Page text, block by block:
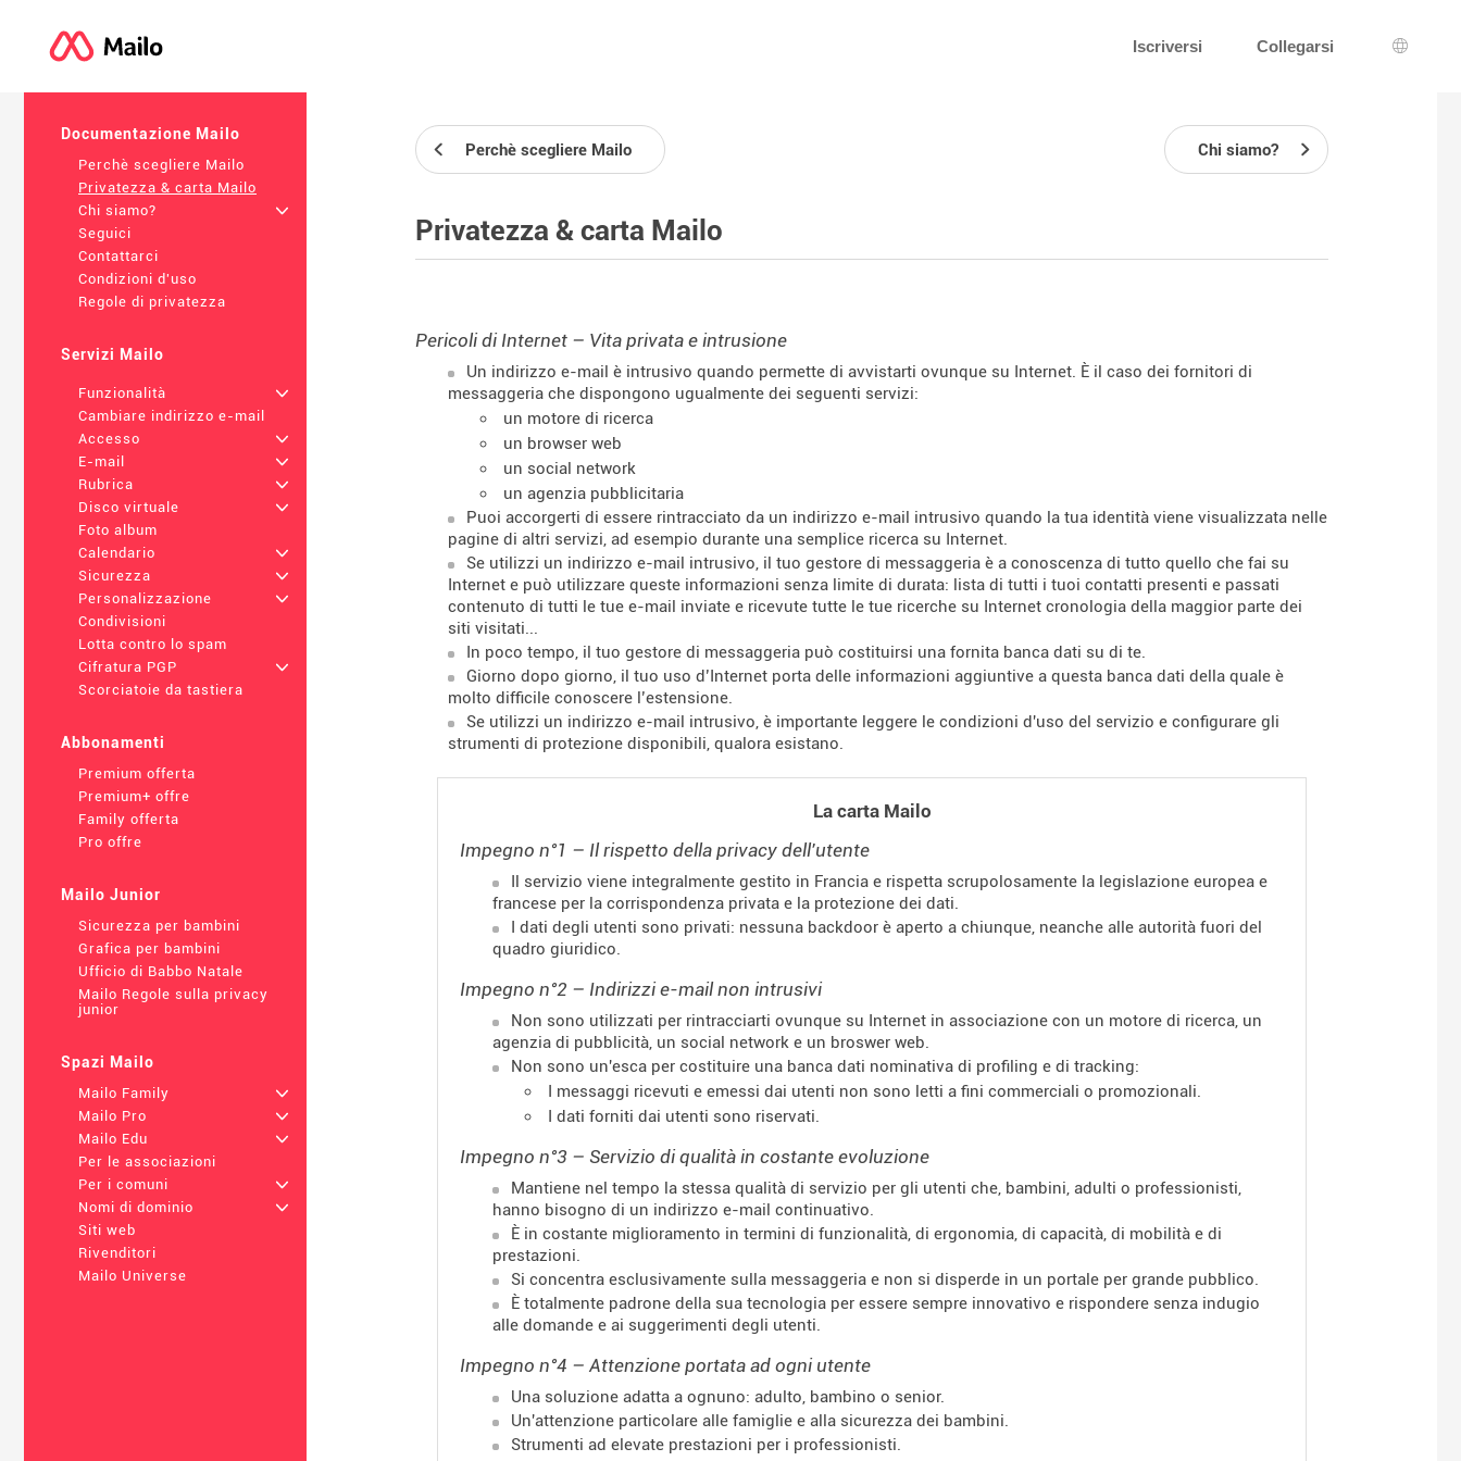
Iscriversi Collegarsi
Scelta
Documentazione Mailo
Perchè scegliere Mailo
Privatezza & carta Mailo
Chi siamo?
+
Seguici
Contattarci
Condizioni d'uso
Regole di privatezza
Servizi Mailo
Funzionalità
+
Cambiare indirizzo e-mail
Accesso
+
E-mail
+
Rubrica
+
Disco virtuale
+
Foto album
Calendario
+
Sicurezza
+
Personalizzazione
+
Condivisioni
Lotta contro lo spam
Cifratura PGP
+
Scorciatoie da tastiera
Abbonamenti
Premium offerta
Premium+ offre
Family offerta
Pro offre
Mailo Junior
Sicurezza per bambini
Grafica per bambini
Ufficio di Babbo Natale
Mailo Regole sulla privacy
junior
Spazi Mailo
Mailo Family
+
Mailo Pro
+
Mailo Edu
+
Per le associazioni
Per i comuni
+
Nomi di dominio
+
Siti web
Rivenditori
Mailo Universe
Perchè scegliere Mailo Chi siamo?
Privatezza & carta Mailo
Pericoli di Internet – Vita privata e intrusione
Un indirizzo e-mail è intrusivo quando permette di avvistarti ovunque su Internet. È il caso dei fornitori di
messaggeria che dispongono ugualmente dei seguenti servizi:
un motore di ricerca
un browser web
un social network
un agenzia pubblicitaria
Puoi accorgerti di essere rintracciato da un indirizzo e-mail intrusivo quando la tua identità viene visualizzata nelle
pagine di altri servizi, ad esempio durante una semplice ricerca su Internet.
Se utilizzi un indirizzo e-mail intrusivo, il tuo gestore di messaggeria è a conoscenza di tutto quello che fai su
Internet e può utilizzare queste informazioni senza limite di durata: lista di tutti i tuoi contatti presenti e passati
contenuto di tutti le tue e-mail inviate e ricevute tutte le tue ricerche su Internet cronologia della maggior parte dei
siti visitati...
In poco tempo, il tuo gestore di messaggeria può costituirsi una fornita banca dati su di te.
Giorno dopo giorno, il tuo uso d’Internet porta delle informazioni aggiuntive a questa banca dati della quale è
molto difficile conoscere l’estensione.
Se utilizzi un indirizzo e-mail intrusivo, è importante leggere le condizioni d'uso del servizio e configurare gli
strumenti di protezione disponibili, qualora esistano.
La carta Mailo
Impegno n°1 – Il rispetto della privacy dell'utente
Il servizio viene integralmente gestito in Francia e rispetta scrupolosamente la legislazione europea e
francese per la corrispondenza privata e la protezione dei dati.
I dati degli utenti sono privati: nessuna backdoor è aperto a chiunque, neanche alle autorità fuori del
quadro giuridico.
Impegno n°2 – Indirizzi e-mail non intrusivi
Non sono utilizzati per rintracciarti ovunque su Internet in associazione con un motore di ricerca, un
agenzia di pubblicità, un social network e un broswer web.
Non sono un'esca per costituire una banca dati nominativa di profiling e di tracking:
I messaggi ricevuti e emessi dai utenti non sono letti a fini commerciali o promozionali.
I dati forniti dai utenti sono riservati.
Impegno n°3 – Servizio di qualità in costante evoluzione
Mantiene nel tempo la stessa qualità di servizio per gli utenti che, bambini, adulti o professionisti,
hanno bisogno di un indirizzo e-mail continuativo.
È in costante miglioramento in termini di funzionalità, di ergonomia, di capacità, di mobilità e di
prestazioni.
Si concentra esclusivamente sulla messaggeria e non si disperde in un portale per grande pubblico.
È totalmente padrone della sua tecnologia per essere sempre innovativo e rispondere senza indugio
alle domande e ai suggerimenti degli utenti.
Impegno n°4 – Attenzione portata ad ogni utente
Una soluzione adatta a ognuno: adulto, bambino o senior.
Un'attenzione particolare alle famiglie e alla sicurezza dei bambini.
Strumenti ad elevate prestazioni per i professionisti.